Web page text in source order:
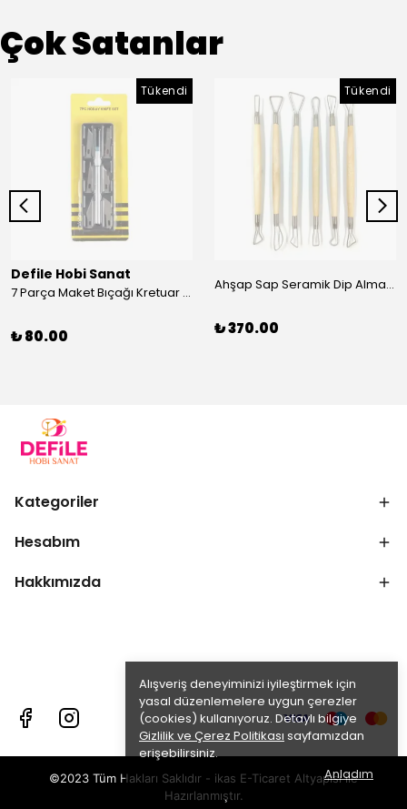
Alışveriş deneyiminizi iyileştirmek için
yasal düzenlemelere uygun çerezler
(cookies) kullanıyoruz. Detaylı bilgiye
Gizlilik ve Çerez Politikası sayfamızdan
erişebilirsiniz.
Anladım
Çok Satanlar
Tükendi
Defile Hobi Sanat
7 Parça Maket Bıçağı Kretuar Set
₺ 80.00
Tükendi
Ahşap Sap Seramik Dip Alma Seti 6’lı 20 cm
₺ 370.00
Kategoriler
Hesabım
Hakkımızda
©2023 Tüm Hakları Saklıdır - ikas E-Ticaret Altyapısı ile
Hazırlanmıştır.